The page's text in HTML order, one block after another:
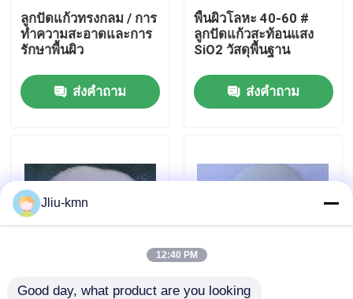
การควบคุมคุณภาพ
ติดต่อเรา
กรณี
อลูมิเนียมออกไซด์ผสม
ลูกปัดแก้วทรงกลม / การ
ทำความสะอาดและการ
รักษาพื้นผิว
ส่งคำถาม
พื้นผิวโลหะ 40-60 #
ลูกปัดแก้วสะท้อนแสง
SiO2 วัสดุพื้นฐาน
ส่งคำถาม
ไมโครเรืองแสงแก้ว สีสะท้อนแสงสีสะท้อน
Jliu-kmn
12:40 PM
Good day, what product are you looking